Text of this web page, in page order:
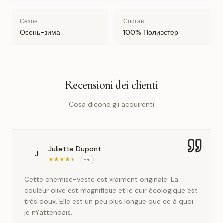
Сезон
Осень-зима
Состав
100% Полиэстер
Recensioni dei clienti
Cosa dicono gli acquirenti
J
Juliette Dupont
★★★★★ FR
Cette chemise-veste est vraiment originale. La
couleur olive est magnifique et le cuir écologique est
très doux. Elle est un peu plus longue que ce à quoi
je m'attendais.